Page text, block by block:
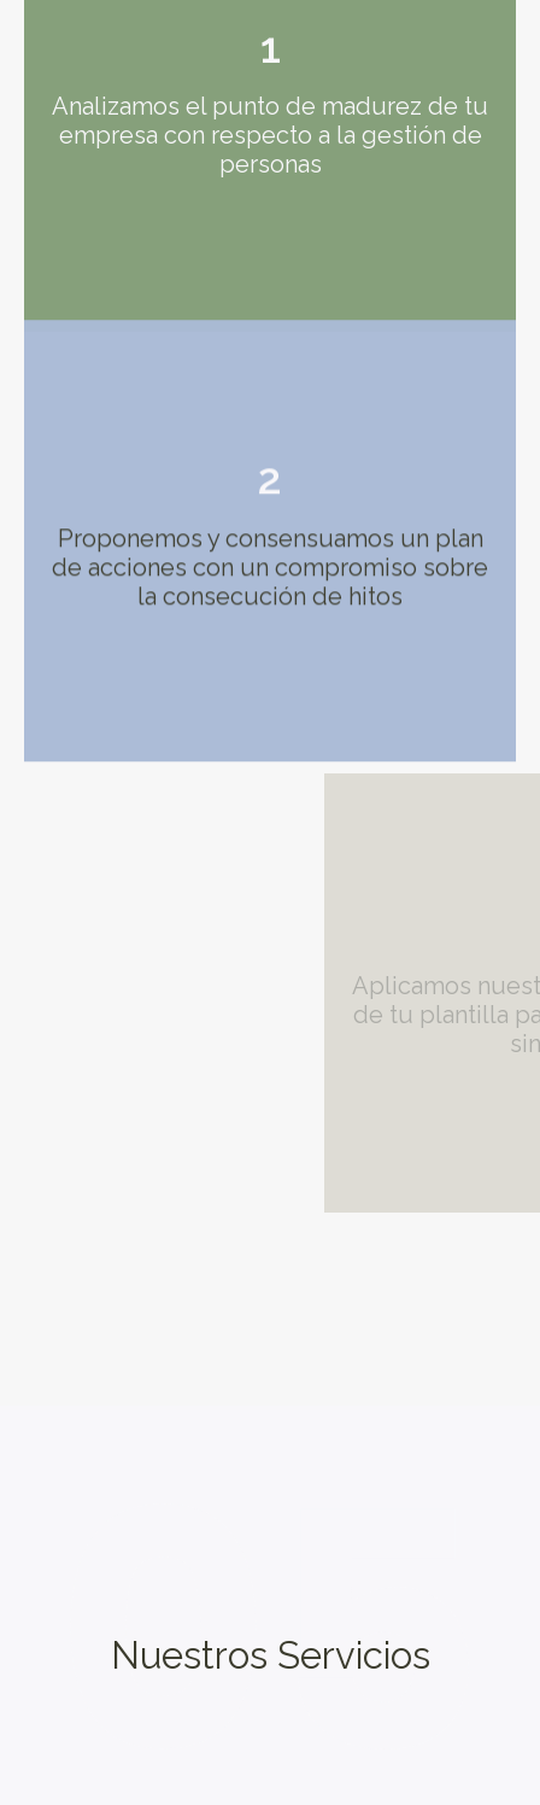
1
Analizamos el punto de madurez de tu
empresa con respecto a la gestión de
personas
2
Proponemos y consensuamos un plan
de acciones con un compromiso sobre
la consecución de hitos
Aplicamos nuestro método a una parte
de tu plantilla para que puedas probar
05
Nuestros Servicios